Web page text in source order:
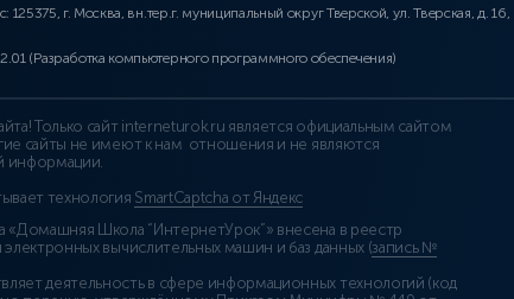
125375, г. Москва, вн.тер.г. муниципальный округ Тверской, ул. Тверская, д. 16,
(Разработка компьютерного программного обеспечения)
Только сайт interneturok.ru является официальным сайтом
сайты не имеют к нам отношения и не являются
информации.
технология SmartCaptcha от Яндекс
«Домашняя Школа “ИнтернетУрок”» внесена в реестр
вычислительных машин и баз данных (запись №
деятельность в сфере информационных технологий (код